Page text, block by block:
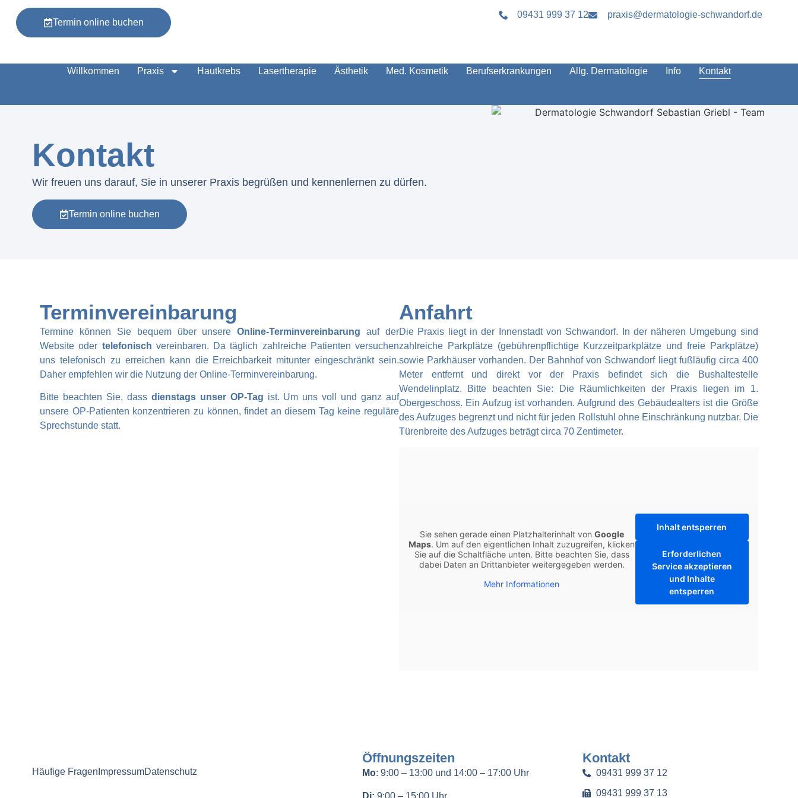
Termin online buchen
09431 999 37 12 praxis@dermatologie-schwandorf.de
Willkommen Praxis Hautkrebs Lasertherapie Ästhetik Med. Kosmetik Berufserkrankungen Allg. Dermatologie Info Kontakt
Kontakt
Wir freuen uns darauf, Sie in unserer Praxis begrüßen und kennenlernen zu dürfen.
Termin online buchen
Terminvereinbarung
Termine können Sie bequem über unsereOnline-Terminvereinbarung auf der
Website oder telefonisch vereinbaren. Da täglich zahlreiche Patienten versuchen
uns telefonisch zu erreichen kann die Erreichbarkeit mitunter eingeschränkt sein.
Daher empfehlen wir die Nutzung der Online-Terminvereinbarung.
Bitte beachten Sie, dass dienstags unser OP-Tag ist. Um uns voll und ganz auf
unsere OP-Patienten konzentrieren zu können, findet an diesem Tag keine reguläre
Sprechstunde statt.
Anfahrt
Die Praxis liegt in der Innenstadt von Schwandorf. In der näheren Umgebung sind
zahlreiche Parkplätze (gebührenpflichtige Kurzzeitparkplätze und freie Parkplätze)
sowie Parkhäuser vorhanden. Der Bahnhof von Schwandorf liegt fußläufig circa 400
Meter entfernt und direkt vor der Praxis befindet sich die Bushaltestelle
Wendelinplatz. Bitte beachten Sie: Die Räumlichkeiten der Praxis liegen im 1.
Obergeschoss. Ein Aufzug ist vorhanden. Aufgrund des Gebäudealters ist die Größe
des Aufzuges begrenzt und nicht für jeden Rollstuhl ohne Einschränkung nutzbar. Die
Türenbreite des Aufzuges beträgt circa 70 Zentimeter.
Sie sehen gerade einen Platzhalterinhalt von Google
Maps. Um auf den eigentlichen Inhalt zuzugreifen, klicken
Sie auf die Schaltfläche unten. Bitte beachten Sie, dass
dabei Daten an Drittanbieter weitergegeben werden.
Mehr Informationen
Inhalt entsperren
Erforderlichen
Service akzeptieren
und Inhalte
entsperren
Häufige Fragen ImpressumDatenschutz
Öffnungszeiten
Mo: 9:00 – 13:00 und 14:00 – 17:00 Uhr
Di: 9:00 – 15:00 Uhr
Kontakt
09431 999 37 12
09431 999 37 13